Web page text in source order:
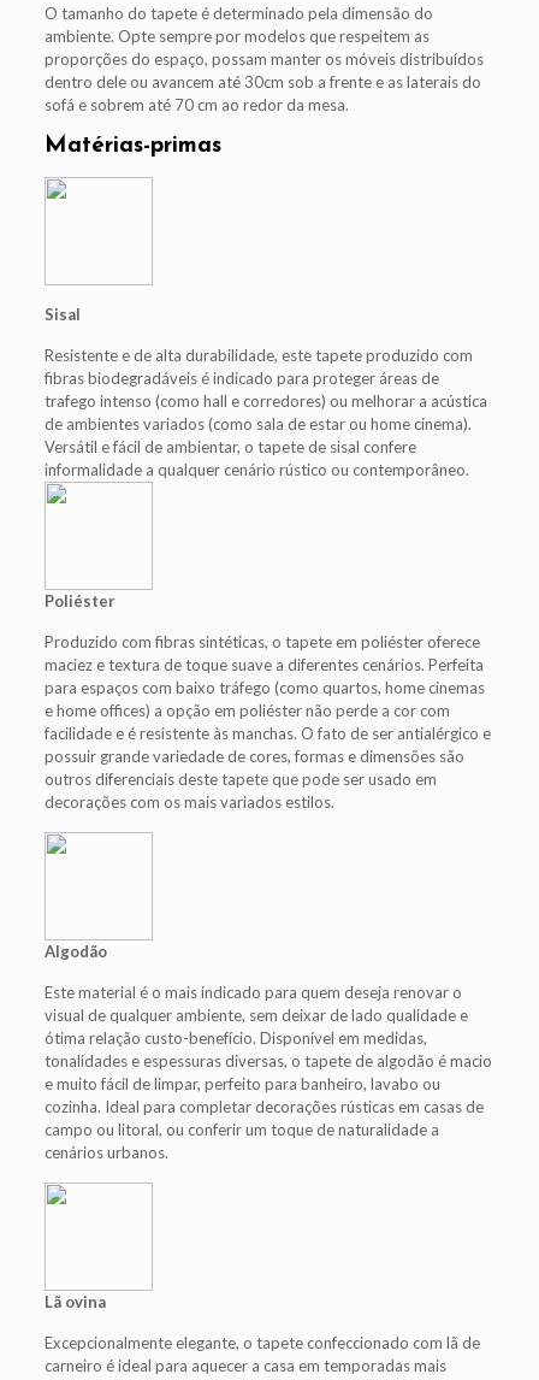
O tamanho do tapete é determinado pela dimensão do
ambiente. Opte sempre por modelos que respeitem as
proporções do espaço, possam manter os móveis distribuídos
dentro dele ou avancem até 30cm sob a frente e as laterais do
sofá e sobrem até 70 cm ao redor da mesa.
Matérias-primas
Sisal
Resistente e de alta durabilidade, este tapete produzido com
fibras biodegradáveis é indicado para proteger áreas de
trafego intenso (como hall e corredores) ou melhorar a acústica
de ambientes variados (como sala de estar ou home cinema).
Versátil e fácil de ambientar, o tapete de sisal confere
informalidade a qualquer cenário rústico ou contemporâneo.
Poliéster
Produzido com fibras sintéticas, o tapete em poliéster oferece
maciez e textura de toque suave a diferentes cenários. Perfeita
para espaços com baixo tráfego (como quartos, home cinemas
e home offices) a opção em poliéster não perde a cor com
facilidade e é resistente às manchas. O fato de ser antialérgico e
possuir grande variedade de cores, formas e dimensões são
outros diferenciais deste tapete que pode ser usado em
decorações com os mais variados estilos.
Algodão
Este material é o mais indicado para quem deseja renovar o
visual de qualquer ambiente, sem deixar de lado qualidade e
ótima relação custo-benefício. Disponível em medidas,
tonalidades e espessuras diversas, o tapete de algodão é macio
e muito fácil de limpar, perfeito para banheiro, lavabo ou
cozinha. Ideal para completar decorações rústicas em casas de
campo ou litoral, ou conferir um toque de naturalidade a
cenários urbanos.
Lã ovina
Excepcionalmente elegante, o tapete confeccionado com lã de
carneiro é ideal para aquecer a casa em temporadas mais